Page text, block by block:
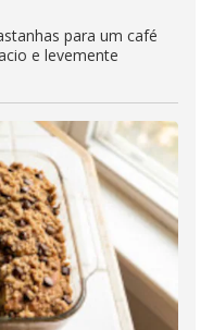
para um café
e levemente